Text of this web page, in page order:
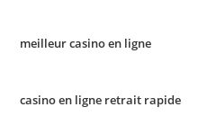
meilleur casino en ligne
casino en ligne retrait rapide